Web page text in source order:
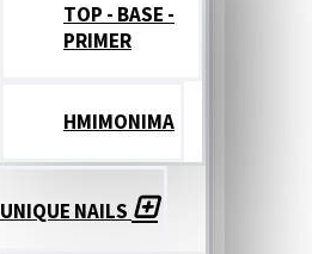
TOP - BASE -
PRIMER
ΗΜΙΜΟΝΙΜΑ
UNIQUE NAILS